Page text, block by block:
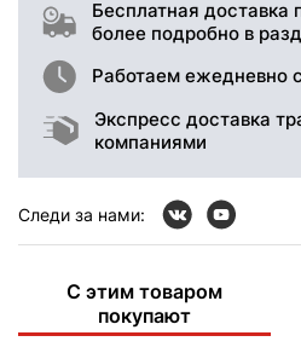
Бесплатная доставка
более подробно в
Работаем ежедневно
Экспресс доставка
компаниями
Следи за нами:
С этим товаром
покупают